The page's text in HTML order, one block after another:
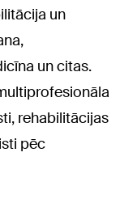
un
un citas.
rehabilitācijas
pēc